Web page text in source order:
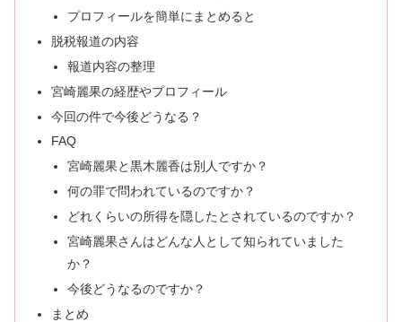
プロフィールを簡単にまとめると
脱税報道の内容
報道内容の整理
宮崎麗果の経歴やプロフィール
今回の件で今後どうなる？
FAQ
宮崎麗果と黒木麗香は別人ですか？
何の罪で問われているのですか？
どれくらいの所得を隠したとされているのですか？
宮崎麗果さんはどんな人として知られていました
か？
今後どうなるのですか？
まとめ